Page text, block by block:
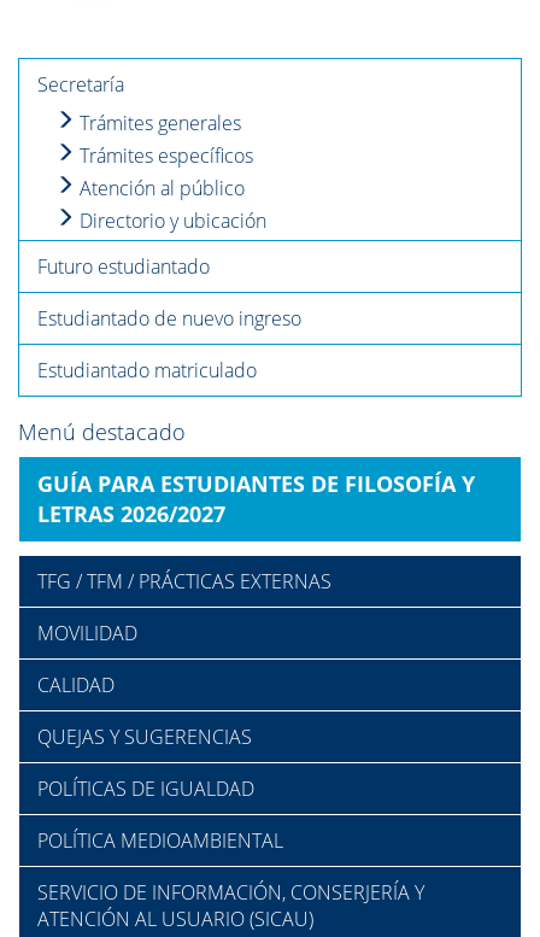
Secretaría
Trámites generales
Trámites específicos
Atención al público
Directorio y ubicación
Futuro estudiantado
Estudiantado de nuevo ingreso
Estudiantado matriculado
Menú destacado
GUÍA PARA ESTUDIANTES DE FILOSOFÍA Y
LETRAS 2026/2027
TFG / TFM / PRÁCTICAS EXTERNAS
MOVILIDAD
CALIDAD
QUEJAS Y SUGERENCIAS
POLÍTICAS DE IGUALDAD
POLÍTICA MEDIOAMBIENTAL
SERVICIO DE INFORMACIÓN, CONSERJERÍA Y
ATENCIÓN AL USUARIO (SICAU)